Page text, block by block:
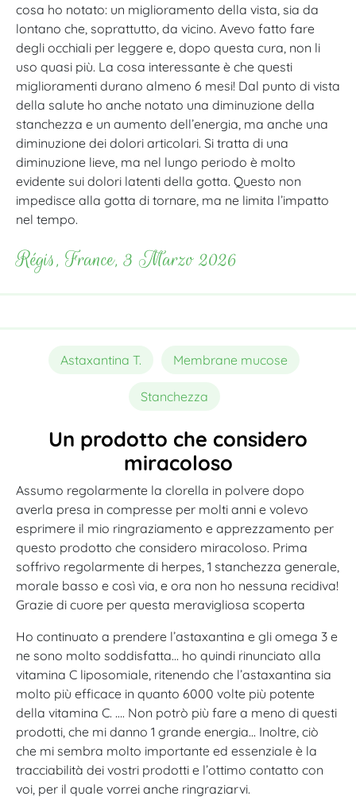
cosa ho notato: un miglioramento della vista, sia da
lontano che, soprattutto, da vicino. Avevo fatto fare
degli occhiali per leggere e, dopo questa cura, non li
uso quasi più. La cosa interessante è che questi
miglioramenti durano almeno 6 mesi! Dal punto di vista
della salute ho anche notato una diminuzione della
stanchezza e un aumento dell’energia, ma anche una
diminuzione dei dolori articolari. Si tratta di una
diminuzione lieve, ma nel lungo periodo è molto
evidente sui dolori latenti della gotta. Questo non
impedisce alla gotta di tornare, ma ne limita l’impatto
nel tempo.
Régis, France, 3 Marzo 2026
Astaxantina T. Membrane mucose
Stanchezza
Un prodotto che considero
miracoloso
Assumo regolarmente la clorella in polvere dopo
averla presa in compresse per molti anni e volevo
esprimere il mio ringraziamento e apprezzamento per
questo prodotto che considero miracoloso. Prima
soffrivo regolarmente di herpes, 1 stanchezza generale,
morale basso e così via, e ora non ho nessuna recidiva!
Grazie di cuore per questa meravigliosa scoperta
Ho continuato a prendere l’astaxantina e gli omega 3 e
ne sono molto soddisfatta… ho quindi rinunciato alla
vitamina C liposomiale, ritenendo che l’astaxantina sia
molto più efficace in quanto 6000 volte più potente
della vitamina C. …. Non potrò più fare a meno di questi
prodotti, che mi danno 1 grande energia… Inoltre, ciò
che mi sembra molto importante ed essenziale è la
tracciabilità dei vostri prodotti e l’ottimo contatto con
voi, per il quale vorrei anche ringraziarvi.